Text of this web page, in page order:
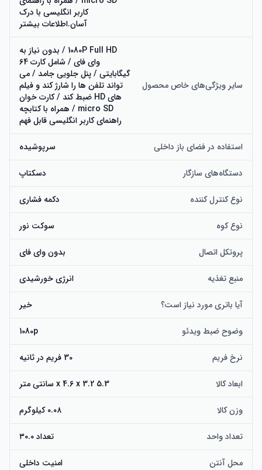
کاربر انگلیسی با درک
آسان.اطلاعات بیشتر
سایر ویژگی‌های خاص محصول
1080P Full HD / بدون نیاز به
وای فای / شامل کارت 64
گیگابایتی / پنل جلویی جامد / می
تواند تلفن ها را شارژ کند و فیلم
های HD ضبط کند / کارت خوان
micro SD / همراه با کتابچه
راهنمای کاربر انگلیسی قابل فهم
استفاده در فضای باز داخلی سرپوشیده
دستگاه‌های سازگار دسکتاپ
نوع کنترل کننده دکمه فشاری
نوع کوه سوکت نور
پروتکل اتصال بدون وای فای
منبع تغذیه انرژی خورشیدی
آیا باتری مورد نیاز است؟ خیر
وضوح ضبط ویدئو 1080p
نرخ فریم 30 فریم در ثانیه
ابعاد کالا 5.3 x 4.6 x 3.2 سانتی متر
وزن کالا ۰.۰۸ کیلوگرم
تعداد واحد تعداد ۳۰.۰
محل آنتن امنیت داخلی